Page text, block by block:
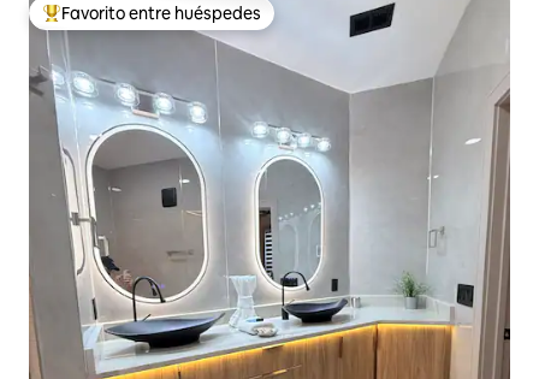
Favorito entre huéspedes preferido
Favorito entre huéspedes